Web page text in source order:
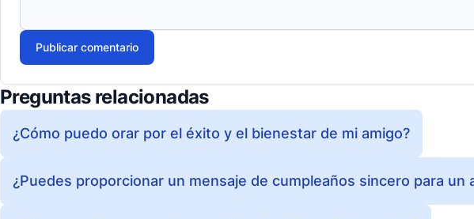
Publicar comentario
Preguntas relacionadas
¿Cómo puedo orar por el éxito y el bienestar de mi amigo?
¿Puedes proporcionar un mensaje de cumpleaños sincero para un